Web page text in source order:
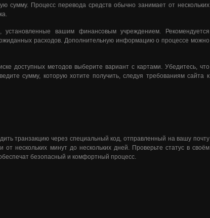
сумму. Процесс перевода средств обычно занимает от нескольких
вашим финансовым учреждением. Рекомендуется
расходов. Дополнительную информацию о процессе можно
доступных методов выберите вариант с картами. Убедитесь, что
сумму, которую хотите получить, следуя требованиям сайта к
транзакцию через специальный код, отправленный на вашу почту
нескольких минут до нескольких дней. Проверьте статус в своём
безопасный и комфортный процесс.